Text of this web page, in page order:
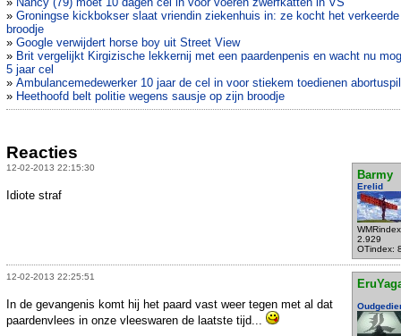
» Groningse kickbokser slaat vriendin ziekenhuis in: ze kocht het verkeerde
broodje
» Google verwijdert horse boy uit Street View
» Brit vergelijkt Kirgizische lekkernij met een paardenpenis en wacht nu
5 jaar cel
» Ambulancemedewerker 10 jaar de cel in voor stiekem toedienen abortuspil
» Heethoofd belt politie wegens sausje op zijn broodje
Reacties
12-02-2013 22:15:30
Barmy
Erelid
2.929
OTindex:
Idiote straf
12-02-2013 22:25:51
In de gevangenis komt hij het paard vast weer tegen met al dat
paardenvlees in onze vleeswaren de laatste tijd...